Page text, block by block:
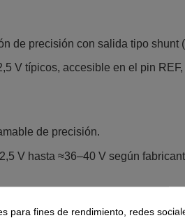
de precisión con salida tipo
V típicos, accesible en el pin
de precisión.
V hasta ≈36–40 V según
para fines de rendimiento, redes